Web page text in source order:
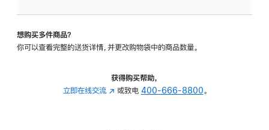
转
的
想购买多件商品？
你可以查看完整的送货详情，并更改购物袋中的商品数量。
获得购买帮助，
立即在线交流 (在 或致电 400-666-8800。